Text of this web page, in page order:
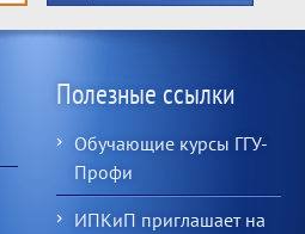
Полезные ссылки
Обучающие курсы ГГУ-
Профи
ИПКиП приглашает на